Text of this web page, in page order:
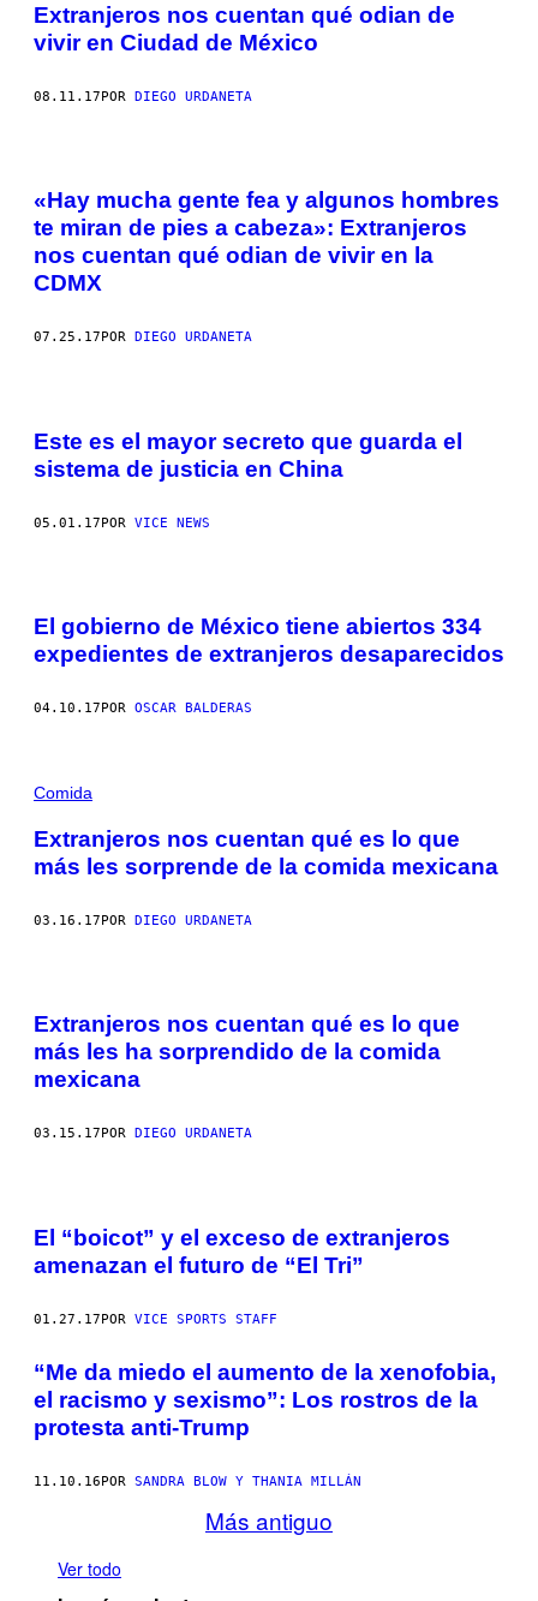
Extranjeros nos cuentan qué odian de
vivir en Ciudad de México
08.11.17POR DIEGO URDANETA
«Hay mucha gente fea y algunos hombres
te miran de pies a cabeza»: Extranjeros
nos cuentan qué odian de vivir en la
CDMX
07.25.17 POR DIEGO URDANETA
Este es el mayor secreto que guarda el
sistema de justicia en China
05.01.17POR VICE NEWS
El gobierno de México tiene abiertos 334
expedientes de extranjeros desaparecidos
04.10.17 POR OSCAR BALDERAS
Comida
Extranjeros nos cuentan qué es lo que
más les sorprende de la comida mexicana
03.16.17POR DIEGO URDANETA
Extranjeros nos cuentan qué es lo que
más les ha sorprendido de la comida
mexicana
03.15.17 POR DIEGO URDANETA
El “boicot” y el exceso de extranjeros
amenazan el futuro de “El Tri”
01.27.17POR VICE SPORTS STAFF
“Me da miedo el aumento de la xenofobia,
el racismo y sexismo”: Los rostros de la
protesta anti-Trump
11.10.16 POR SANDRA BLOW Y THANIA MILLÁN
Más antiguo
Ver todo